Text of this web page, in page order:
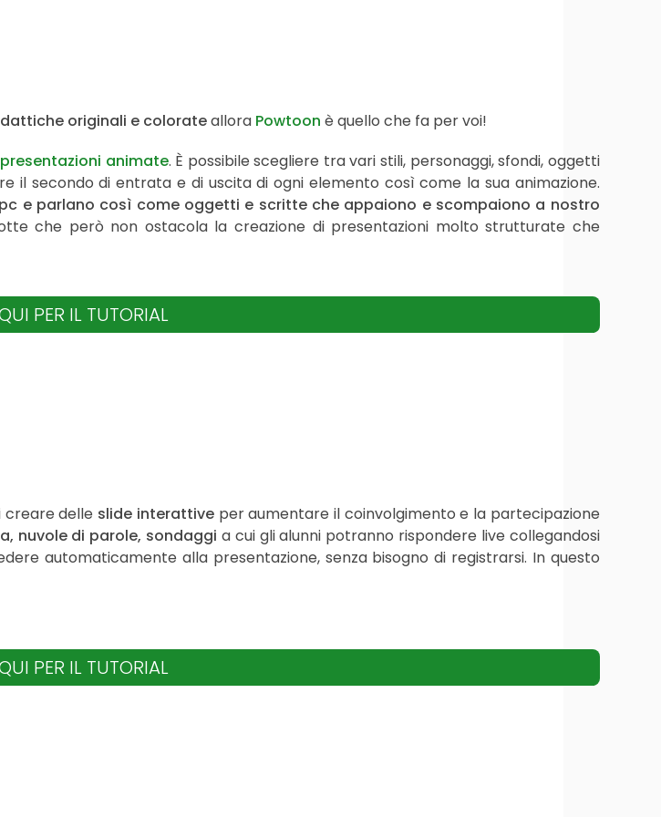
originali e colorateallora Powtoon è quello che fa per voi!
presentazioni animate. È possibile scegliere tra vari stili, personaggi, sfondi, oggetti
il secondo di entrata e di uscita di ogni elemento così come la sua animazione.
e parlano così come oggetti e scritte che appaiono e scompaiono a nostro
che però non ostacola la creazione di presentazioni molto strutturate che
PER IL TUTORIAL
delle slide interattiveper aumentare il coinvolgimento e la partecipazione
nuvole di parole, sondaggi a cui gli alunni potranno rispondere live collegandosi
automaticamente alla presentazione, senza bisogno di registrarsi. In questo
PER IL TUTORIAL